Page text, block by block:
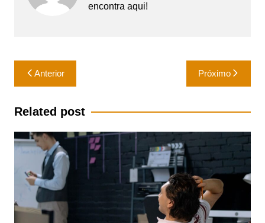
encontra aqui!
Navegação
de
Post
Anterior Próximo
Related post